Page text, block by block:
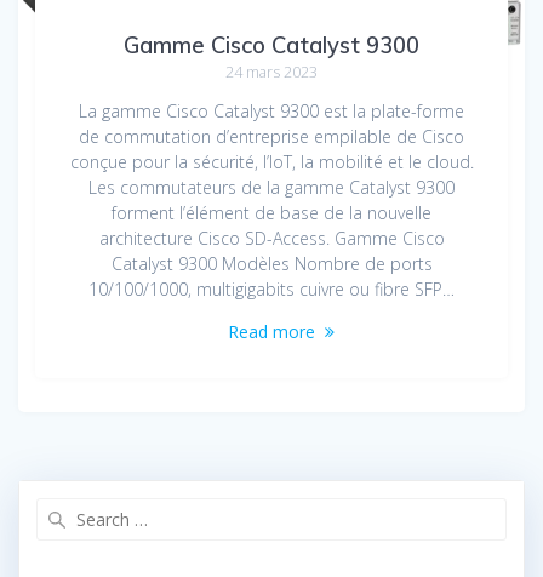
Gamme Cisco Catalyst 9300
24 mars 2023
La gamme Cisco Catalyst 9300 est la plate-forme
de commutation d’entreprise empilable de Cisco
conçue pour la sécurité, l’IoT, la mobilité et le cloud.
Les commutateurs de la gamme Catalyst 9300
forment l’élément de base de la nouvelle
architecture Cisco SD-Access. Gamme Cisco
Catalyst 9300 Modèles Nombre de ports
10/100/1000, multigigabits cuivre ou fibre SFP…
Read more